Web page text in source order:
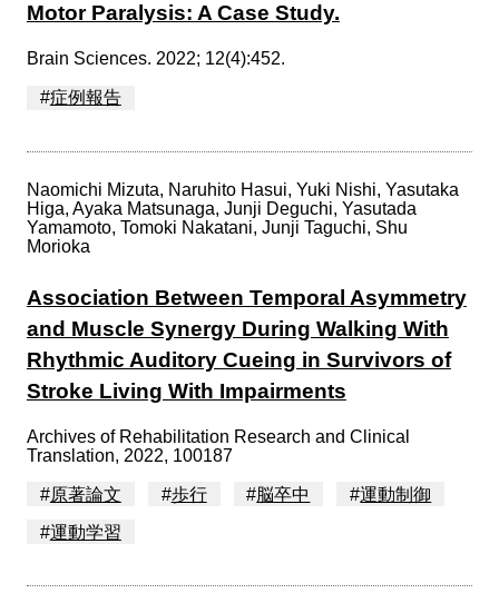
Motor Paralysis: A Case Study.
Brain Sciences. 2022; 12(4):452.
#症例報告
Naomichi Mizuta, Naruhito Hasui, Yuki Nishi, Yasutaka
Higa, Ayaka Matsunaga, Junji Deguchi, Yasutada
Yamamoto, Tomoki Nakatani, Junji Taguchi, Shu
Morioka
Association Between Temporal Asymmetry
and Muscle Synergy During Walking With
Rhythmic Auditory Cueing in Survivors of
Stroke Living With Impairments
Archives of Rehabilitation Research and Clinical
Translation, 2022, 100187
#原著論文 #歩行 #脳卒中 #運動制御
#運動学習